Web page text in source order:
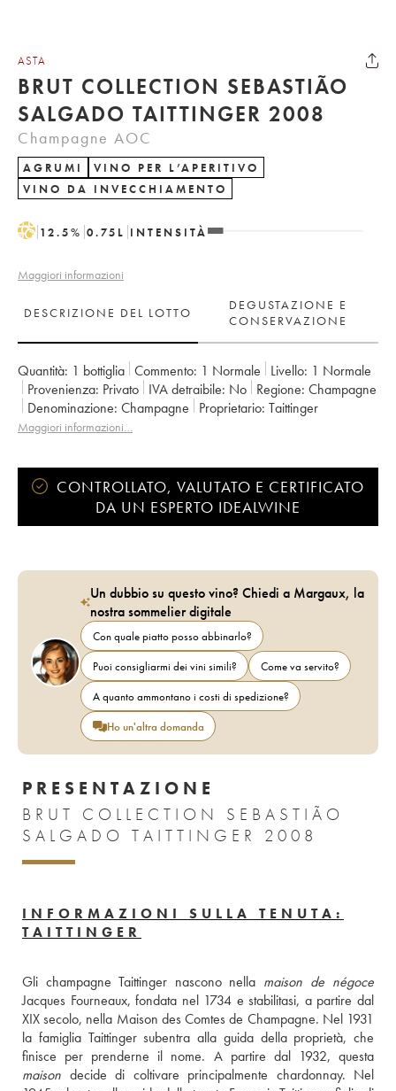
ASTA
BRUT COLLECTION SEBASTIÃO
SALGADO TAITTINGER 2008
Champagne AOC
AGRUMI
VINO PER L’APERITIVO
VINO DA INVECCHIAMENTO
H 12.5% 0.75 L INTENSITÀ
Maggiori informazioni
DESCRIZIONE DEL LOTTO
DEGUSTAZIONE E
CONSERVAZIONE
Quantità: 1 bottiglia Commento: 1 Normale Livello: 1 Normale
Provenienza:
privato IVA detraibile: no Regione:
Champagne
Denominazione:
Champagne Proprietario: Taittinger
Maggiori informazioni…
CONTROLLATO, VALUTATO E CERTIFICATO
DA UN ESPERTO IDEALWINE
Un dubbio su questo vino? Chiedi a Margaux, la
nostra sommelier digitale
Con quale piatto posso abbinarlo?
Puoi consigliarmi dei vini simili?
Come va servito?
A quanto ammontano i costi di spedizione?
Ho un'altra domanda
PRESENTAZIONE
BRUT COLLECTION SEBASTIÃO
SALGADO TAITTINGER 2008
INFORMAZIONI SULLA TENUTA:
TAITTINGER
Gli champagne Taittinger nascono nella maison de négoce
Jacques Fourneaux, fondata nel 1734 e stabilitasi, a partire dal
XIX secolo, nella Maison des Comtes de Champagne. Nel 1931
la famiglia Taittinger subentra alla guida della proprietà, che
maison decide di coltivare principalmente chardonnay. Nel